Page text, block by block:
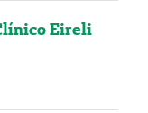
Eireli